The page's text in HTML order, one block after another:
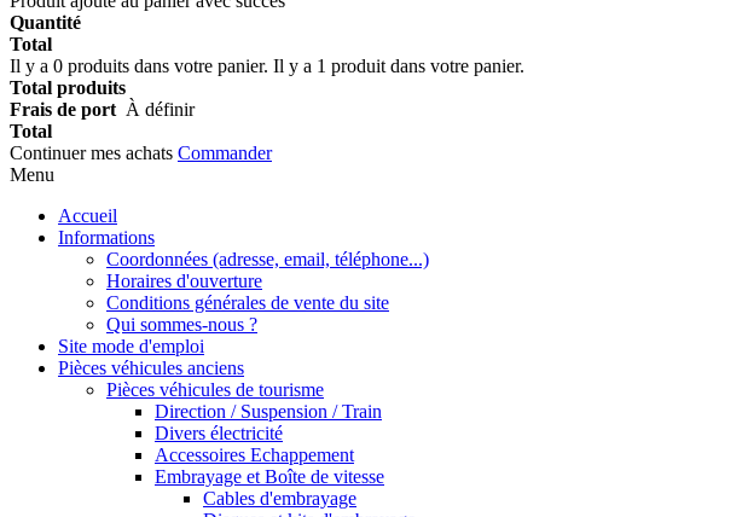
Quantité
Total
Il y a 0 produits dans votre panier. Il y a 1 produit dans votre panier.
Total produits
Frais de port À définir
Total
Continuer mes achats Commander
Menu
Accueil
Informations
Coordonnées (adresse, email, téléphone...)
Horaires d'ouverture
Conditions générales de vente du site
Qui sommes-nous ?
Site mode d'emploi
Pièces véhicules anciens
Pièces véhicules de tourisme
Direction / Suspension / Train
Divers électricité
Accessoires Echappement
Embrayage et Boîte de vitesse
Cables d'embrayage